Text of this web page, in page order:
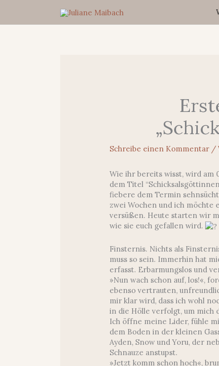
springen
Schreibe einen Kommentar /
Wie ihr bereits wisst, wird am
dem Titel
fiebere dem Termin
zwei Wochen und ich möchte
versüßen. Heute starten wir
wie sie euch gefallen wird.
Finsternis. Nichts als
muss so sein. Immerhin hat
erfasst. Erbarmungslos und
»Nun wach schon auf, los!«,
ebenso vertrauten,
mir klar wird, dass ich wohl
in die Hölle verfolgt, um mich
Ich öffne meine Lider, fühle
dem Boden in der kleinen
Ayden, Snow und Yoru, der
Schnauze anstupst.
»Jetzt komm schon hoch«,